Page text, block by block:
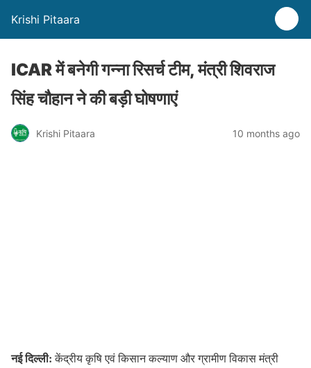
Krishi Pitaara
ICAR में बनेगी गन्ना रिसर्च टीम, मंत्री शिवराज
सिंह चौहान ने की बड़ी घोषणाएं
Krishi Pitaara 10 months ago
नई दिल्ली:केंद्रीय कृषि एवं किसान कल्याण और ग्रामीण विकास मंत्री